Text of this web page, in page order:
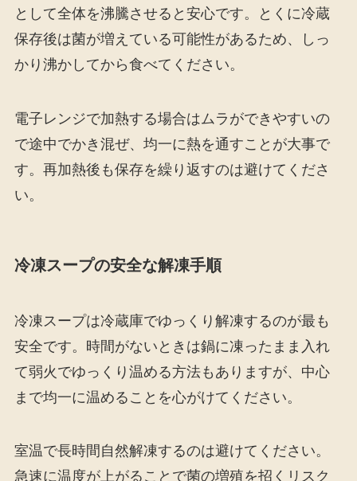
として全体を沸騰させると安心です。とくに冷蔵
保存後は菌が増えている可能性があるため、しっ
かり沸かしてから食べてください。
電子レンジで加熱する場合はムラができやすいの
で途中でかき混ぜ、均一に熱を通すことが大事で
す。再加熱後も保存を繰り返すのは避けてくださ
い。
冷凍スープの安全な解凍手順
冷凍スープは冷蔵庫でゆっくり解凍するのが最も
安全です。時間がないときは鍋に凍ったまま入れ
て弱火でゆっくり温める方法もありますが、中心
まで均一に温めることを心がけてください。
室温で長時間自然解凍するのは避けてください。
急速に温度が上がることで菌の増殖を招くリスク